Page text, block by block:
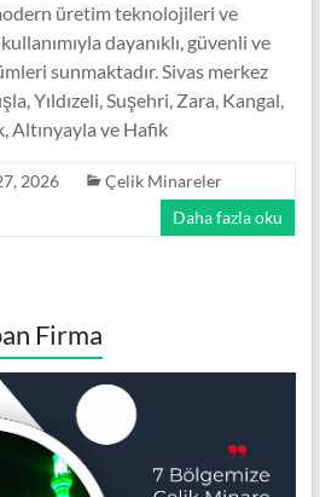
üretim teknolojileri ve
dayanıklı, güvenli ve
sunmaktadır. Sivas merkez
Yıldızeli, Suşehri, Zara, Kangal,
Altınyayla ve Hafik
2026
Çelik Minareler
Daha fazla oku
Firma